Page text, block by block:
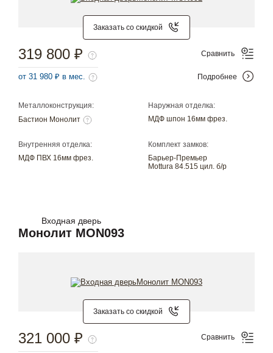
Заказать со скидкой
Металлоконструкция:
Бастион Монолит
Наружная отделка:
МДФ шпон 16мм фрез.
Внутренняя отделка:
МДФ ПВХ 16мм фрез.
Комплект замков:
Барьер-Премьер
Mottura 84.515 цил. б/р
319 800 ₽
от 31 980 ₽ в мес.
Сравнить
Подробнее
Входная дверь
Монолит MON093
Заказать со скидкой
321 000 ₽ Сравнить